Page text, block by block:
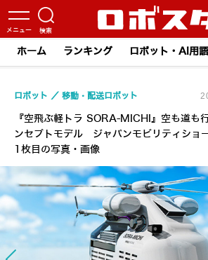
ホーム ランキング ロボット・AI用
『空飛ぶ軽トラ SORA-MICHI』空も道も
ンセプトモデル ジャパンモビリティショ
1枚目の写真・画像
ロボット 移動・配送ロボット